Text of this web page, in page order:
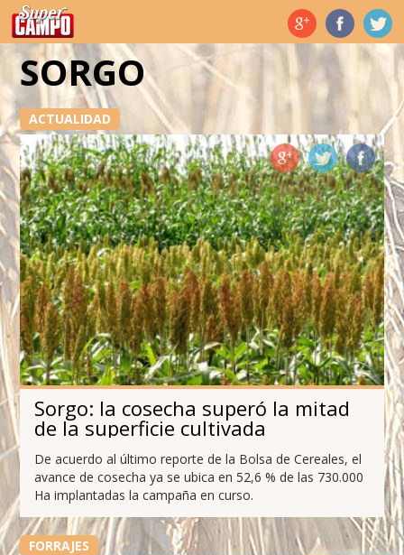
Temas de hoy
SORGO
ACTUALIDAD
Sorgo: la cosecha superó la mitad
de la superficie cultivada
De acuerdo al último reporte de la Bolsa de Cereales, el
avance de cosecha ya se ubica en 52,6 % de las 730.000
Ha implantadas la campaña en curso.
FORRAJES